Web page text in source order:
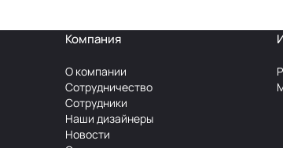
Компания
О компании
Сотрудничество
Сотрудники
Наши дизайнеры
Новости